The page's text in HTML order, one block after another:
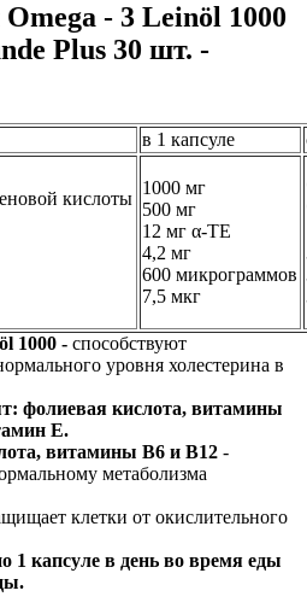
- 3 Leinöl 1000
Plus 30 шт. -
в 1 капсуле
кислоты
1000 мг
500 мг
12 мг α-TE
4,2 мг
600 микрограммов
7,5 мкг
1000 - способствуют
уровня холестерина в
фолиевая кислота, витамины
Е.
витамины В6 и В12 -
метаболизма
клетки от окислительного
1 капсуле в день во время еды